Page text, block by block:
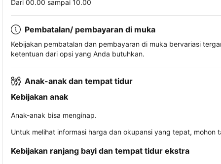
Dari 00.00 sampai 10.00
Pembatalan/ pembayaran di muka
Kebijakan pembatalan dan pembayaran di muka bervariasi
ketentuan dari opsi yang Anda butuhkan.
Anak-anak dan tempat tidur
Kebijakan anak
Anak-anak bisa menginap.
Untuk melihat informasi harga dan okupansi yang tepat,
Kebijakan ranjang bayi dan tempat tidur ekstra